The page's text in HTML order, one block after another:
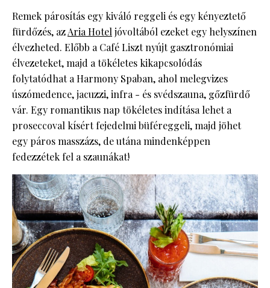
Remek párosítás egy kiváló reggeli és egy kényeztető
fürdőzés, azAria Hotel jóvoltából ezeket egy helyszínen
élvezheted. Előbb a Café Liszt nyújt gasztronómiai
élvezeteket, majd a tökéletes kikapcsolódás
folytatódhat a Harmony Spaban, ahol melegvizes
úszómedence, jacuzzi, infra - és svédszauna, gőzfürdő
vár. Egy romantikus nap tökéletes indítása lehet a
proseccoval kísért fejedelmi büféreggeli, majd jöhet
egy páros masszázs, de utána mindenképpen
fedezzétek fel a szaunákat!